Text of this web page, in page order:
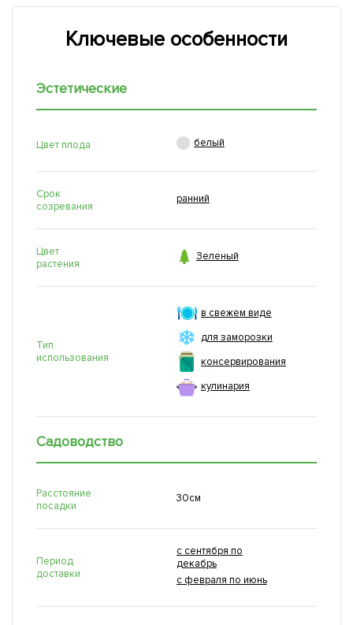
Ключевые особенности
Эстетические
Цвет плода  белый
Срок
созревания
ранний
Цвет
растения
 Зеленый
Тип
использования
в свежем виде
для заморозки
консервирования
кулинария
Садоводство
Расстояние
посадки
30см
Период
доставки
с сентября по
декабрь
с февраля по июнь